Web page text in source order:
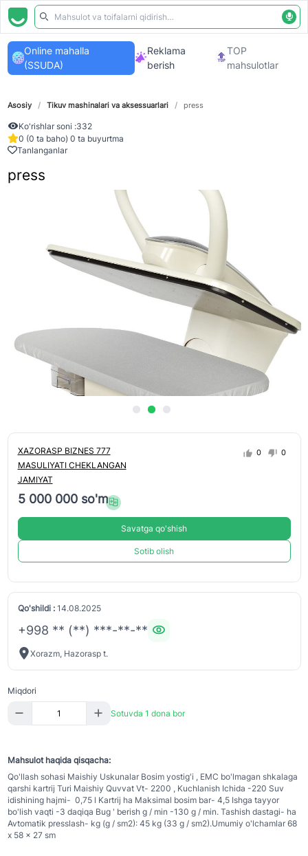
Online mahalla
(SSUDA)
Reklama
berish
TOP
mahsulotlar
Asosiy / Tikuv mashinalari va aksessuarlari / press
Ko'rishlar soni :332
0 (0 ta baho) 0 ta buyurtma
Tanlanganlar
press
XAZORASP BIZNES 777
MASULIYATI CHEKLANGAN
JAMIYAT
0 0
5 000 000 so'm
Savatga qo'shish
Sotib olish
Qo'shildi :14.08.2025
+998 ** (**) ***-**-**
Xorazm, Hazorasp t.
Miqdori
Sotuvda 1 dona bor
Mahsulot haqida qisqacha:
Qo'llash sohasi Maishiy Uskunalar Bosim yostig'i , EMC bo'lmagan shkalaga
qarshi kartrij Turi Maishiy Quvvat Vt- 2200 , Kuchlanish Ichida -220 Suv
idishining hajmi- 0,75 l Kartrij ha Maksimal bosim bar- 4,5 Ishga tayyor
bo'lish vaqti -3 daqiqa Bug ' berish g / min -130 g / min. Tashish dastagi- ha
Avtomatik presslash- kg (g / sm2): 45 kg (33 g / sm2).Umumiy o'lchamlar 68
x 58 x 27 sm